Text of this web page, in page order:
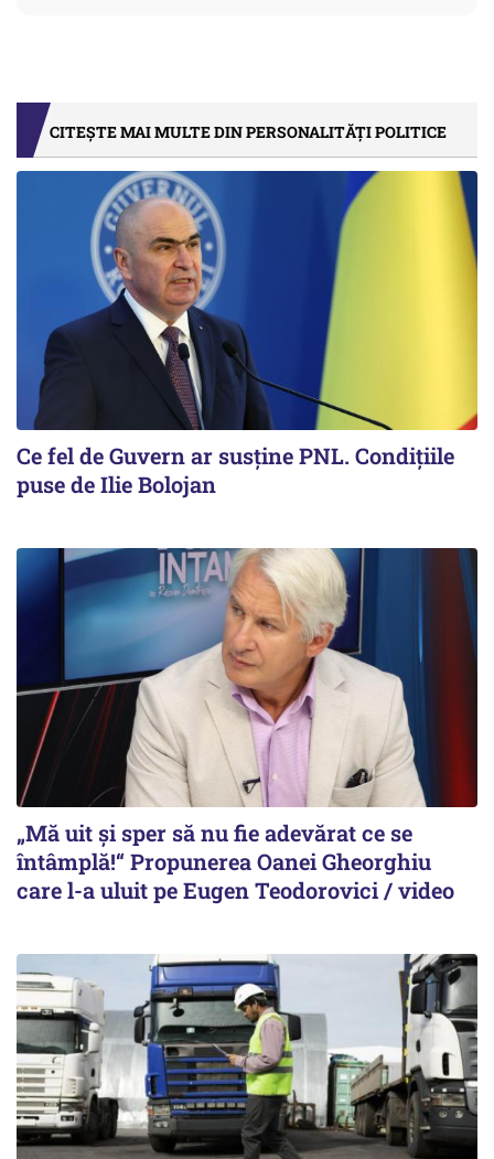
CITEȘTE MAI MULTE DIN PERSONALITĂȚI POLITICE
Ce fel de Guvern ar susține PNL. Condițiile
puse de Ilie Bolojan
„Mă uit și sper să nu fie adevărat ce se
întâmplă!“ Propunerea Oanei Gheorghiu
care l-a uluit pe Eugen Teodorovici / video